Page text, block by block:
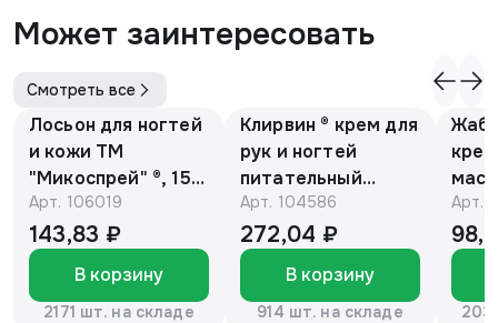
Может заинтересовать
Смотреть все
Лосьон для ногтей
и кожи ТМ
"Микоспрей" ®, 15
мл
Арт. 106019
143,83 ₽
В корзину
2171 шт. на складе
Клирвин ® крем для
рук и ногтей
питательный
против
гиперпигментации
для осветления
кожи 75 г
Арт. 104586
272,04 ₽
В корзину
914 шт. на складе
Арт.